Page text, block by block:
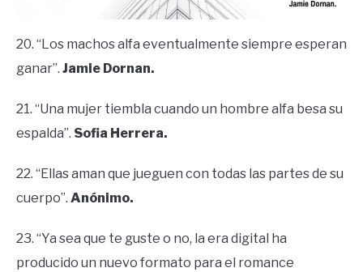
20. “Los machos alfa eventualmente siempre esperan
ganar”. Jamie Dornan.
21. “Una mujer tiembla cuando un hombre alfa besa su
espalda”. Sofia Herrera.
22. “Ellas aman que jueguen con todas las partes de su
cuerpo”. Anónimo.
23. “Ya sea que te guste o no, la era digital ha
producido un nuevo formato para el romance